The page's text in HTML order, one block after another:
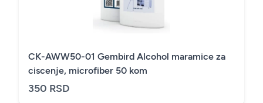
CK-AWW50-01 Gembird Alcohol maramice za
ciscenje, microfiber 50 kom
350 RSD